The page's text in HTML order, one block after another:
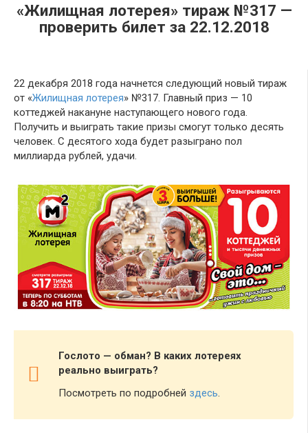
«Жилищная лотерея» тираж №317 —
проверить билет за 22.12.2018
22 декабря 2018 года начнется следующий новый тираж
от «Жилищная лотерея» №317. Главный приз — 10
коттеджей накануне наступающего нового года.
Получить и выиграть такие призы смогут только десять
человек. С десятого хода будет разыграно пол
миллиарда рублей, удачи.
Гослото — обман? В каких лотереях
реально выиграть?
Посмотреть по подробней здесь